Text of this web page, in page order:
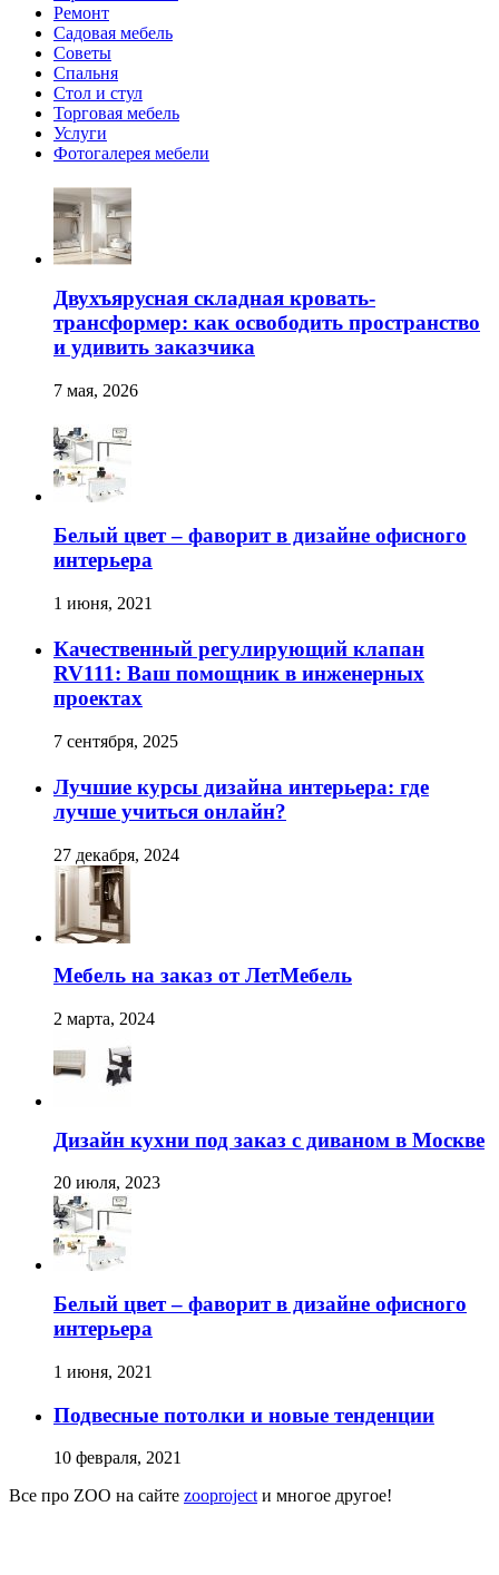
Ремонт
Садовая мебель
Советы
Спальня
Стол и стул
Торговая мебель
Услуги
Фотогалерея мебели
Двухъярусная складная кровать-
трансформер: как освободить пространство
и удивить заказчика
7 мая, 2026
Белый цвет – фаворит в дизайне офисного
интерьера
1 июня, 2021
Качественный регулирующий клапан
RV111: Ваш помощник в инженерных
проектах
7 сентября, 2025
Лучшие курсы дизайна интерьера: где
лучше учиться онлайн?
27 декабря, 2024
Мебель на заказ от ЛетМебель
2 марта, 2024
Дизайн кухни под заказ с диваном в Москве
20 июля, 2023
Белый цвет – фаворит в дизайне офисного
интерьера
1 июня, 2021
Подвесные потолки и новые тенденции
10 февраля, 2021
Все про ZOO на сайте zooproject и многое другое!